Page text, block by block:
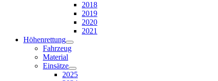
2018
2019
2020
2021
Höhenrettung
Fahrzeug
Material
Einsätze
2025